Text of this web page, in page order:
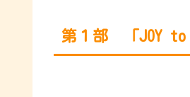
第１部 「JOY to